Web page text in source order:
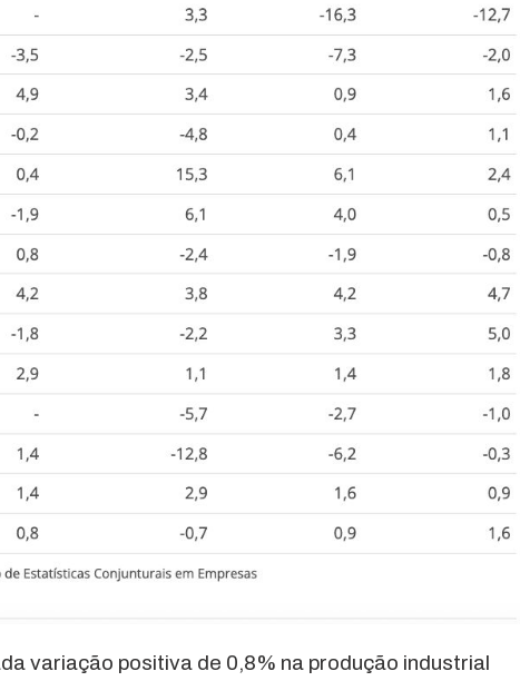
variação positiva de 0,8% na produção industrial